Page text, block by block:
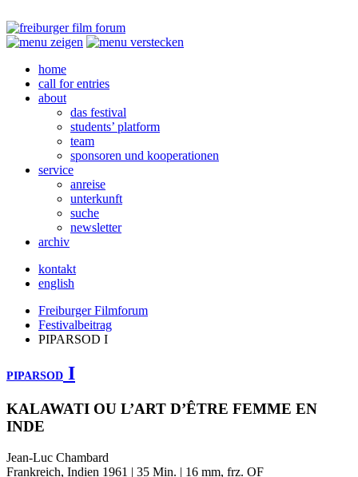
home
call for entries
about
das festival
students’ platform
team
sponsoren und kooperationen
service
anreise
unterkunft
suche
newsletter
archiv
kontakt
english
Freiburger Filmforum
Festivalbeitrag
PIPARSOD I
PIPARSOD I
KALAWATI OU L’ART D’ÊTRE FEMME EN
INDE
Jean-Luc Chambard
Frankreich, Indien 1961 | 35 Min. | 16 mm, frz. OF